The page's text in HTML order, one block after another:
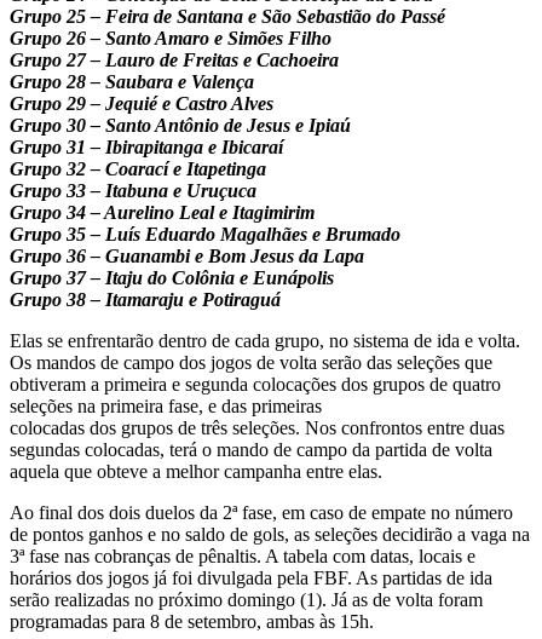
Grupo 25 – Feira de Santana e São Sebastião do Passé
Grupo 26 – Santo Amaro e Simões Filho
Grupo 27 – Lauro de Freitas e Cachoeira
Grupo 28 – Saubara e Valença
Grupo 29 – Jequié e Castro Alves
Grupo 30 – Santo Antônio de Jesus e Ipiaú
Grupo 31 – Ibirapitanga e Ibicaraí
Grupo 32 – Coarací e Itapetinga
Grupo 33 – Itabuna e Uruçuca
Grupo 34 – Aurelino Leal e Itagimirim
Grupo 35 – Luís Eduardo Magalhães e Brumado
Grupo 36 – Guanambi e Bom Jesus da Lapa
Grupo 37 – Itaju do Colônia e Eunápolis
Grupo 38 – Itamaraju e Potiraguá
Elas se enfrentarão dentro de cada grupo, no sistema de ida e volta.
Os mandos de campo dos jogos de volta serão das seleções que
obtiveram a primeira e segunda colocações dos grupos de quatro
seleções na primeira fase, e das primeiras
colocadas dos grupos de três seleções. Nos confrontos entre duas
segundas colocadas, terá o mando de campo da partida de volta
aquela que obteve a melhor campanha entre elas.
Ao final dos dois duelos da 2ª fase, em caso de empate no número
de pontos ganhos e no saldo de gols, as seleções decidirão a vaga na
3ª fase nas cobranças de pênaltis. A tabela com datas, locais e
horários dos jogos já foi divulgada pela FBF. As partidas de ida
serão realizadas no próximo domingo (1). Já as de volta foram
programadas para 8 de setembro, ambas às 15h.